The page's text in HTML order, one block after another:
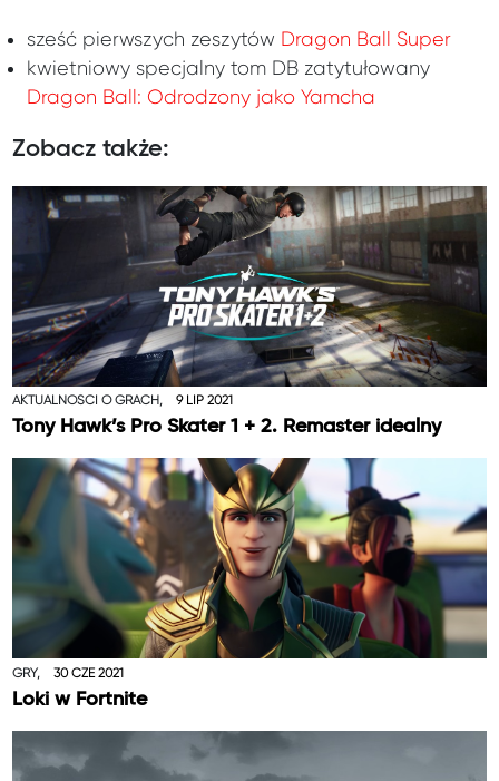
sześć pierwszych zeszytów Dragon Ball Super
kwietniowy specjalny tom DB zatytułowany
Dragon Ball: Odrodzony jako Yamcha
Zobacz także:
AKTUALNOŚCI O GRACH, 9 LIP 2021
Tony Hawk’s Pro Skater 1 + 2. Remaster idealny
GRY, 30 CZE 2021
Loki w Fortnite